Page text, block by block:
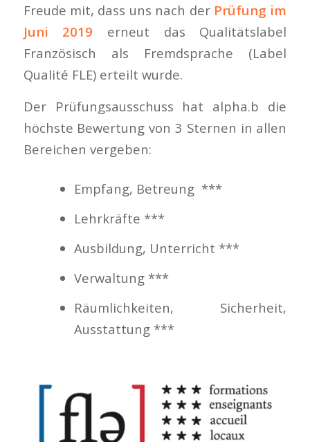
Freude mit, dass uns nach der Prüfung im
Juni 2019 erneut das Qualitätslabel
Französisch als Fremdsprache (Label
Qualité FLE) erteilt wurde.
Der Prüfungsausschuss hat alpha.b die
höchste Bewertung von 3 Sternen in allen
Bereichen vergeben:
Empfang, Betreung ***
Lehrkräfte ***
Ausbildung, Unterricht ***
Verwaltung ***
Räumlichkeiten, Sicherheit,
Ausstattung ***